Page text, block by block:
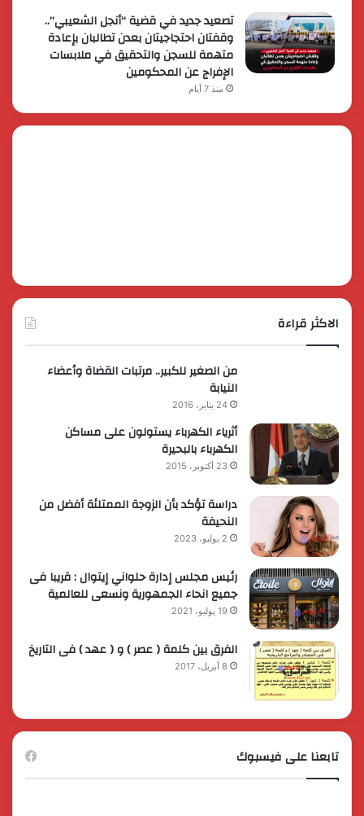
تصعيد جديد في قضية “أنجل الشعيبي”..
وقفتان احتجاجيتان بعدن تطالبان بإعادة
متهمة للسجن والتحقيق في ملابسات
الإفراج عن المحكومين
منذ 7 أيام
الاكثر قراءة
من الصغير للكبير.. مرتبات القضاة وأعضاء
النيابة
24 يناير، 2016
أثرياء الكهرباء يستولون على مساكن
الكهرباء بالبحيرة
23 أكتوبر، 2015
دراسة تؤكد بأن الزوجة الممتلئة أفضل من
النحيفة
2 يوليو، 2023
رئيس مجلس إدارة حلواني إيتوال : قريبا فى
جميع انحاء الجمهورية ونسعى للعالمية
19 يوليو، 2021
الفرق بين كلمة ( عصر ) و ( عهد ) فى التاريخ
8 أبريل، 2017
تابعنا على فيسبوك